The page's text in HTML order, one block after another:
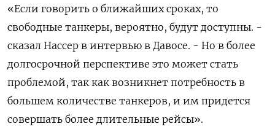
«Если говорить о ближайших сроках, то
свободные танкеры, вероятно, будут доступны. -
сказал Нассер в интервью в Давосе. - Но в более
долгосрочной перспективе это может стать
проблемой, так как возникнет потребность в
большем количестве танкеров, и им придется
совершать более длительные рейсы».